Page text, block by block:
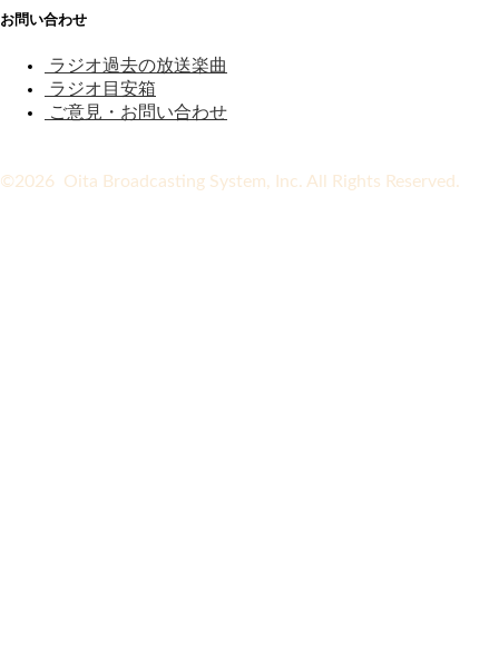
お問い合わせ
ラジオ過去の放送楽曲
ラジオ目安箱
ご意見・お問い合わせ
©2026 Oita Broadcasting System, Inc. All Rights Reserved.